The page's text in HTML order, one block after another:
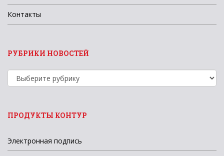
Контакты
РУБРИКИ НОВОСТЕЙ
Рубрики
новостей
ПРОДУКТЫ КОНТУР
Электронная подпись